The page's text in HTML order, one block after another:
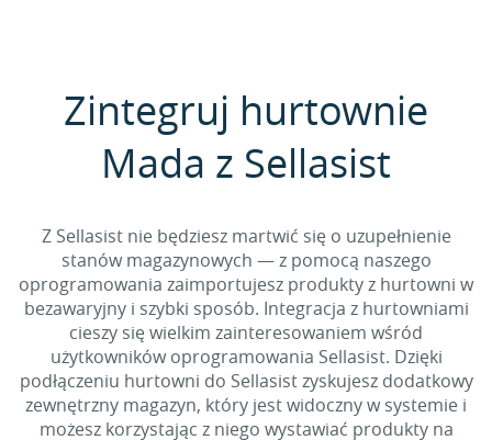
Zintegruj hurtownie
Mada z Sellasist
Z Sellasist nie będziesz martwić się o uzupełnienie
stanów magazynowych — z pomocą naszego
oprogramowania zaimportujesz produkty z hurtowni w
bezawaryjny i szybki sposób. Integracja z hurtowniami
cieszy się wielkim zainteresowaniem wśród
użytkowników oprogramowania Sellasist. Dzięki
podłączeniu hurtowni do Sellasist zyskujesz dodatkowy
zewnętrzny magazyn, który jest widoczny w systemie i
możesz korzystając z niego wystawiać produkty na